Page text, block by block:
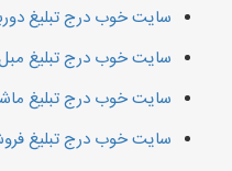
سایت خوب درج تبلیغ
سایت خوب درج تبلیغ
سایت خوب درج تبلیغ
سایت خوب درج تبلیغ